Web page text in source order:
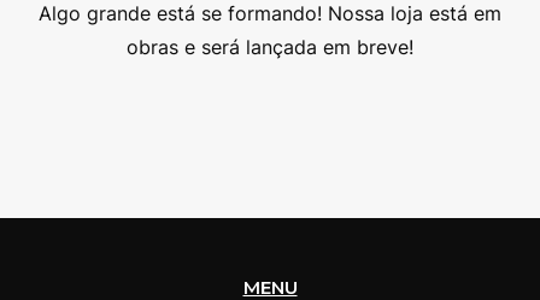
Algo grande está se formando! Nossa loja está em
obras e será lançada em breve!
MENU